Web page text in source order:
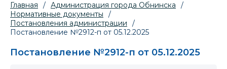
Главная / Администрация города Обнинска
/
Нормативные документы
/
Постановления администрации
/
Постановление №2912-п от 05.12.2025
Постановление №2912-п от 05.12.2025